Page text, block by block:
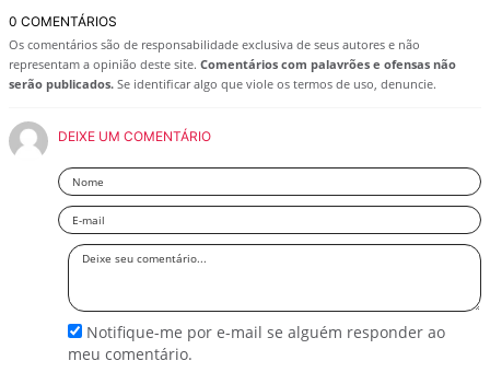
0 COMENTÁRIOS
Os comentários são de responsabilidade exclusiva de seus autores e não
representam a opinião deste site. Comentários com palavrões e ofensas não
serão publicados. Se identificar algo que viole os termos de uso, denuncie.
DEIXE UM COMENTÁRIO
Nome
Email
Deixe
Notifique-me por e-mail se alguém responder ao
meu comentário.